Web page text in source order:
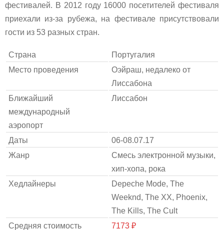
фестивалей. В 2012 году 16000 посетителей фестиваля
приехали из-за рубежа, на фестивале присутствовали
гости из 53 разных стран.
Страна
Португалия
Место проведения
Оэйраш, недалеко от
Лиссабона
Ближайший
международный
аэропорт
Лиссабон
Даты
06-08.07.17
Жанр
Смесь электронной музыки,
хип-хопа, рока
Хедлайнеры
Depeche Mode, The
Weeknd, The XX, Phoenix,
The Kills, The Cult
Средняя стоимость
7173 ₽